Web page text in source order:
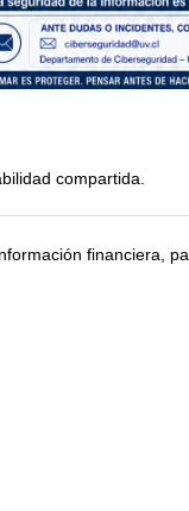
compartida.
financiera,